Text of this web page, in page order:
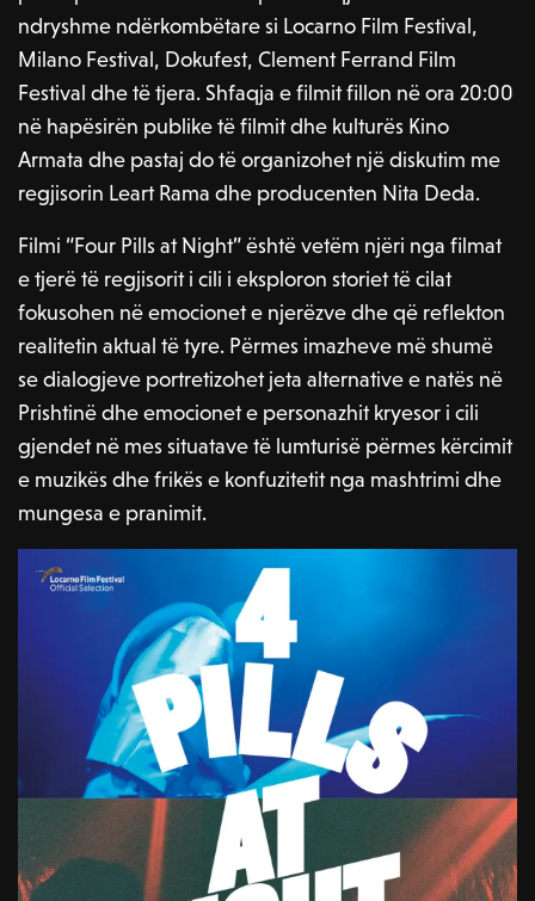
ndryshme ndërkombëtare si Locarno Film Festival,
Milano Festival, Dokufest, Clement Ferrand Film
Festival dhe të tjera. Shfaqja e filmit fillon në ora 20:00
në hapësirën publike të filmit dhe kulturës Kino
Armata dhe pastaj do të organizohet një diskutim me
regjisorin Leart Rama dhe producenten Nita Deda.
Filmi “Four Pills at Night” është vetëm njëri nga filmat
e tjerë të regjisorit i cili i eksploron storiet të cilat
fokusohen në emocionet e njerëzve dhe që reflekton
realitetin aktual të tyre. Përmes imazheve më shumë
se dialogjeve portretizohet jeta alternative e natës në
Prishtinë dhe emocionet e personazhit kryesor i cili
gjendet në mes situatave të lumturisë përmes kërcimit
e muzikës dhe frikës e konfuzitetit nga mashtrimi dhe
mungesa e pranimit.